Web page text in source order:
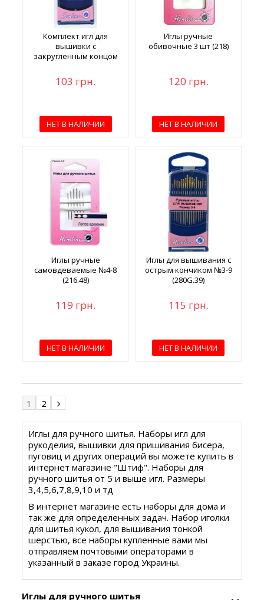
Комплект игл для
вышивки с
закругленным концом
103 грн.
НЕТ В НАЛИЧИИ
Иглы ручные
обивочные 3 шт (218)
120 грн.
НЕТ В НАЛИЧИИ
Иглы ручные
самовдеваемые №4-8
(216.48)
119 грн.
НЕТ В НАЛИЧИИ
Иглы для вышивания с
острым кончиком №3-9
(280G.39)
115 грн.
НЕТ В НАЛИЧИИ
1 2
Иглы для ручного шитья. Наборы игл для
рукоделия, вышивки для пришивания бисера,
пуговиц и других операций вы можете купить в
интернет магазине "Штиф". Наборы для
ручного шитья от 5 и выше игл. Размеры
3,4,5,6,7,8,9,10 и тд
В интернет магазине есть наборы для дома и
так же для определенных задач. Набор иголки
для шитья кукол, для вышивания тонкой
шерстью, все наборы купленные вами мы
отправляем почтовыми операторами в
указанный в заказе город Украины.
Иглы для ручного шитья